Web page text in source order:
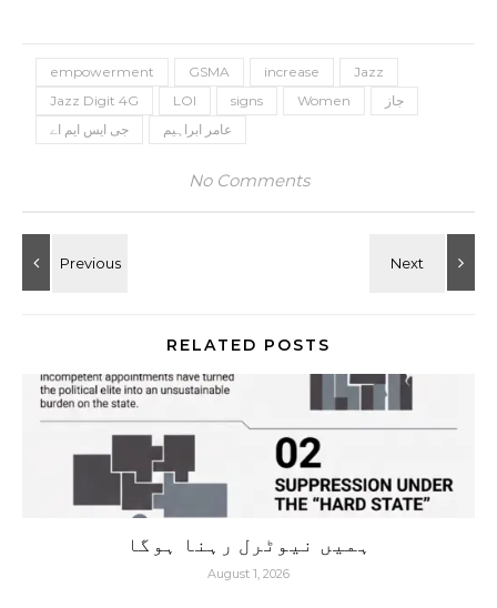
empowerment GSMA increase
Jazz
Jazz Digit 4G
LOI signs Women
جاز
جی ایس ایم اے
عامر ابراہیم
No Comments
RELATED POSTS
ہمیں نیوٹرل رہنا ہوگا
August 1, 2026